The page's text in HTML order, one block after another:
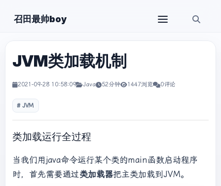
召田最帅boy
JVM类加载机制
2021-09-28 10:58:09 Java 52分钟 1447浏览 0评论
JVM
类加载运行全过程
当我们用java命令运行某个类的main函数启动程序
时，首先需要通过类加载器把主类加载到JVM。